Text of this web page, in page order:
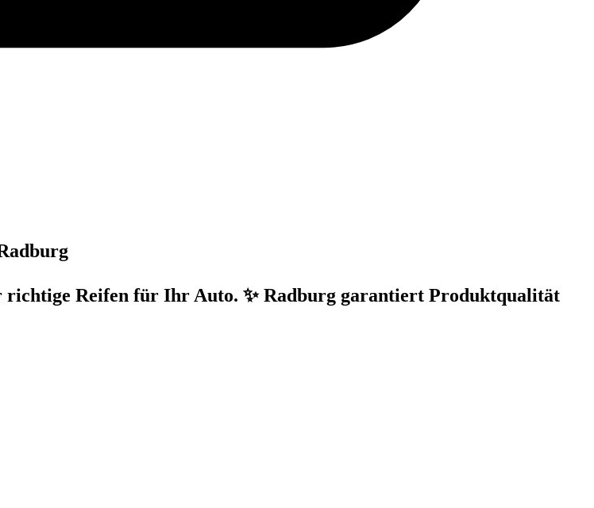
Reifen für Ihr Auto. ✨ Radburg garantiert Produktqualität